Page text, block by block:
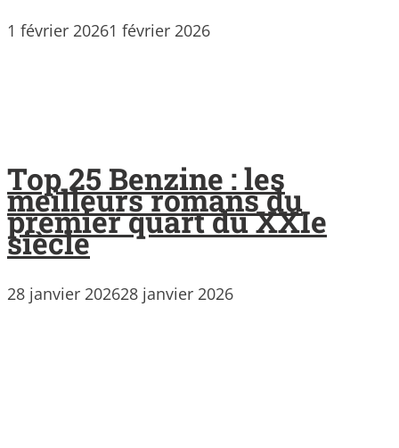
1 février 20261 février 2026
Top 25 Benzine : les
meilleurs romans du
premier quart du XXIe
siècle
28 janvier 202628 janvier 2026